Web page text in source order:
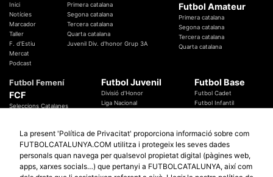
Inici
Notícies
Marcador
Taller
F. d'Estiu
Mercat
Podcast
Primera catalana
Segona catalana
Tercera catalana
Quarta catalana
Juvenil Div. d'honor Grup 3A
Futbol Amateur
Primera catalana
Segona catalana
Tercera catalana
Quarta catalana
Futbol Femení
FCF
Seleccions Catalanes
Temes Federatius
Futbol Juvenil
Divisió d'Honor
Liga Nacional
Futbol Base
Futbol Cadet
Futbol Infantil
Futbol Catalunya
Promocions
Sortejos
Especials
Copa Catalunya Absoluta 2019
Copa del Rei 2019 - 2020
La present 'Política de Privacitat' proporciona informació sobre com
FUTBOLCATALUNYA.COM utilitza i protegeix les seves dades
personals quan navega per qualsevol propietat digital (pàgines web,
apps, xarxes socials…) que pertanyi a FUTBOLCATALUNYA, així com